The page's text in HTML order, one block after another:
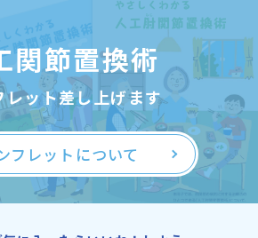
関節置換術
レット差し上げます
フレットについて